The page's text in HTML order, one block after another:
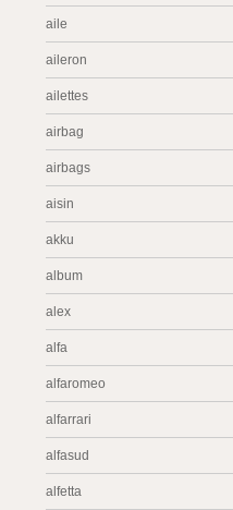
aile
aileron
ailettes
airbag
airbags
aisin
akku
album
alex
alfa
alfaromeo
alfarrari
alfasud
alfetta